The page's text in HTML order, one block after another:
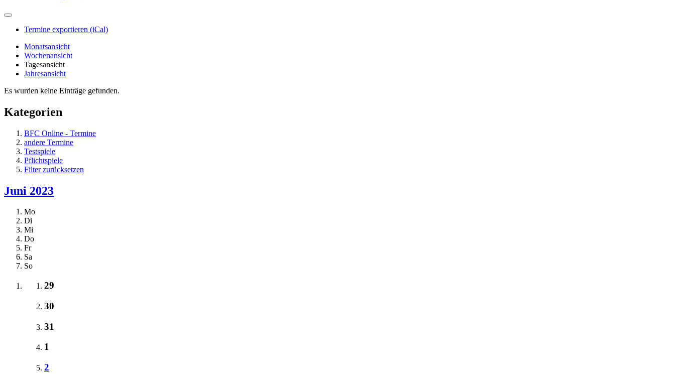
Termine exportieren (iCal)
Monatsansicht
Wochenansicht
Tagesansicht
Jahresansicht
Es wurden keine Einträge gefunden.
Kategorien
BFC Online - Termine
andere Termine
Testspiele
Pflichtspiele
Filter zurücksetzen
Juni 2023
Mo
Di
Mi
Do
Fr
Sa
So
29
30
31
1
2